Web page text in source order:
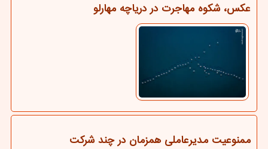
عکس، شکوه مهاجرت در دریاچه مهارلو
ممنوعیت مدیرعاملی همزمان در چند شرکت